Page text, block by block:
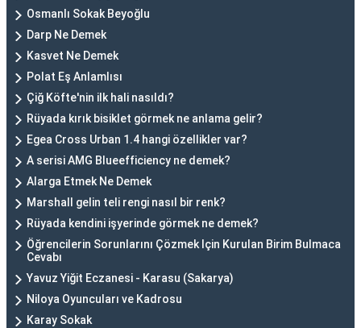
Osmanlı Sokak Beyoğlu
Darp Ne Demek
Kasvet Ne Demek
Polat Eş Anlamlısı
Çiğ Köfte'nin ilk hali nasıldı?
Rüyada kırık bisiklet görmek ne anlama gelir?
Egea Cross Urban 1.4 hangi özellikler var?
A serisi AMG Blueefficiency ne demek?
Alarga Etmek Ne Demek
Marshall gelin teli rengi nasıl bir renk?
Rüyada kendini işyerinde görmek ne demek?
Öğrencilerin Sorunlarını Çözmek Için Kurulan Birim Bulmaca
Cevabı
Yavuz Yiğit Eczanesi - Karasu (Sakarya)
Niloya Oyuncuları ve Kadrosu
Karay Sokak